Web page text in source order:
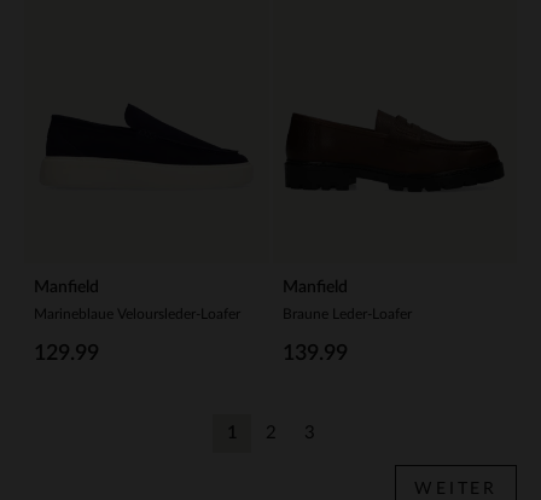
Manfield
Marineblaue Veloursleder-Loafer
129.99
Manfield
Braune Leder-Loafer
139.99
1 2 3
WEITER